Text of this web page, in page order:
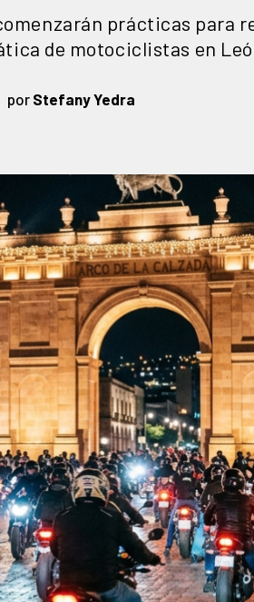
prácticas para
de motociclistas en
por Stefany Yedra